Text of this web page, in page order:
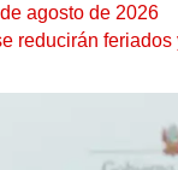
agosto de 2026
reducirán